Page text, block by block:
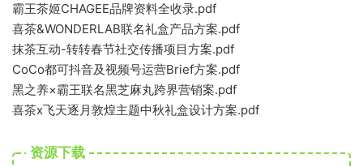
霸王茶姬CHAGEE品牌资料全收录.pdf
喜茶&WONDERLAB联名礼盒产品方案.pdf
抹茶互动-转转春节社交传播项目方案.pdf
CoCo都可抖音及视频号运营Brief方案.pdf
黑之养×霸王联名黑芝麻丸跨界营销案.pdf
喜茶x飞天逐月敦煌主题中秋礼盒设计方案.pdf
资源下载